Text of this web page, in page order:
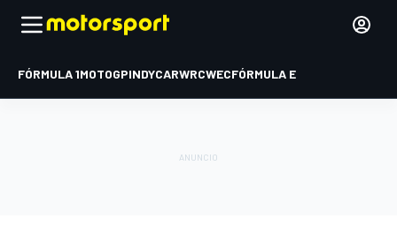
FÓRMULA 1MOTOGPINDYCARWRCWECFÓRMULA E